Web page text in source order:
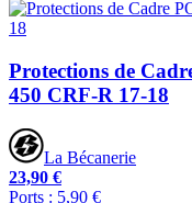
Protections de
450 CRF-R 17-18
La Bécanerie
23,90 €
Ports : 5,90 €